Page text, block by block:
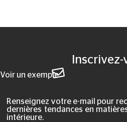
Inscrivez-
Voir un exemple
Renseignez votre e-mail pour
dernières tendances en
intérieure.